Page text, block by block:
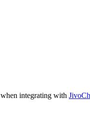
integrating with